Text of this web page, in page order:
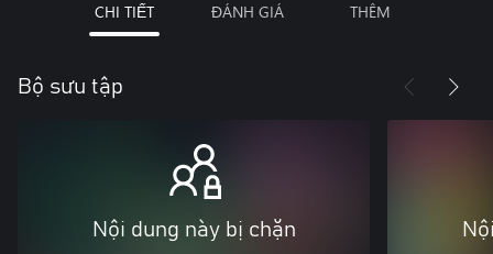
CHI TIẾT ĐÁNH GIÁ THÊM
Bộ sưu tập
Nội dung này bị chặn